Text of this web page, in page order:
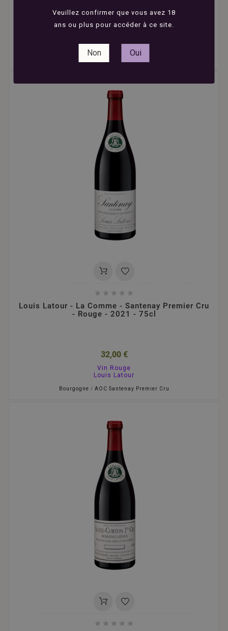
Veuillez confirmer que vous avez 18
ans ou plus pour accéder à ce site.
Non Oui
45,90 €
Louis Latour
    
Louis Latour - La Comme - Santenay Premier Cru
- Rouge - 2021 - 75cl
32,00 €
Vin Rouge
Louis Latour
Bourgogne / AOC Santenay Premier Cru
    